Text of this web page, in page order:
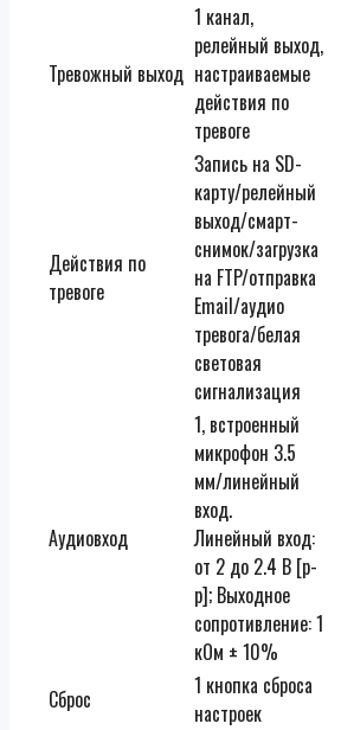
Тревожный выход
1 канал,
релейный выход,
настраиваемые
действия по
тревоге
Действия по
тревоге
Запись на SD-
карту/релейный
выход/смарт-
снимок/загрузка
на FTP/отправка
Email/аудио
тревога/белая
световая
сигнализация
Аудиовход
1, встроенный
микрофон 3.5
мм/линейный
вход.
Линейный вход:
от 2 до 2.4 В [p-
p]; Выходное
сопротивление: 1
кОм ± 10%
Сброс
1 кнопка сброса
настроек